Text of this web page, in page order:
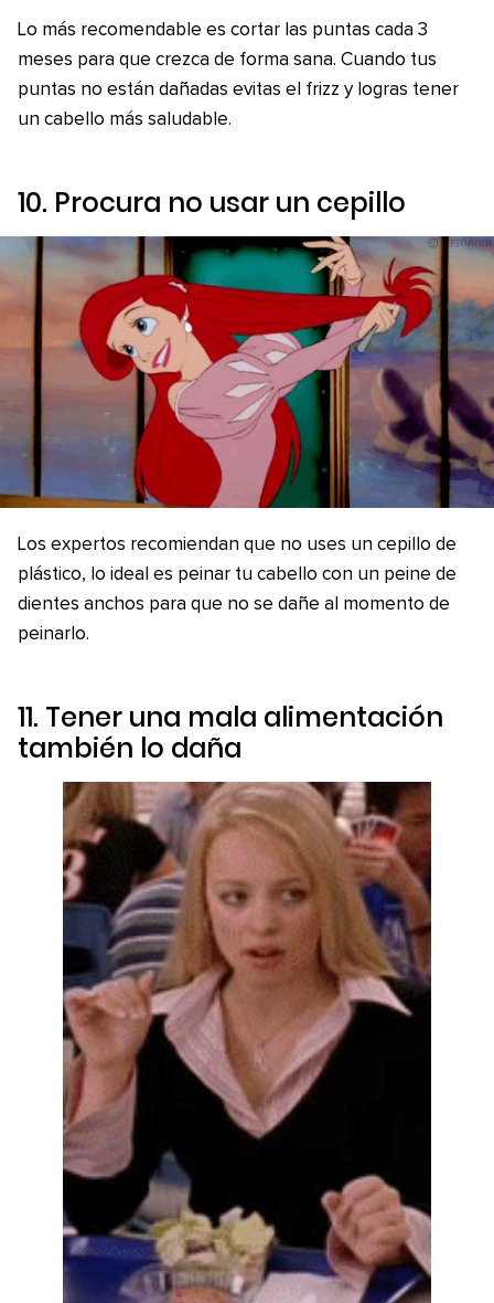
Lo más recomendable es cortar las puntas cada 3
meses para que crezca de forma sana. Cuando tus
puntas no están dañadas evitas el frizz y logras tener
un cabello más saludable.
10. Procura no usar un cepillo
Los expertos recomiendan que no uses un cepillo de
plástico, lo ideal es peinar tu cabello con un peine de
dientes anchos para que no se dañe al momento de
peinarlo.
11. Tener una mala alimentación
también lo daña